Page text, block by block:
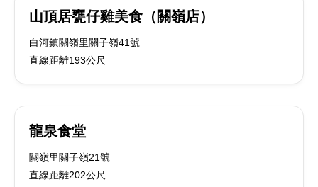
山頂居甕仔雞美食（關嶺店）
白河鎮關嶺里關子嶺41號
直線距離193公尺
龍泉食堂
關嶺里關子嶺21號
直線距離202公尺